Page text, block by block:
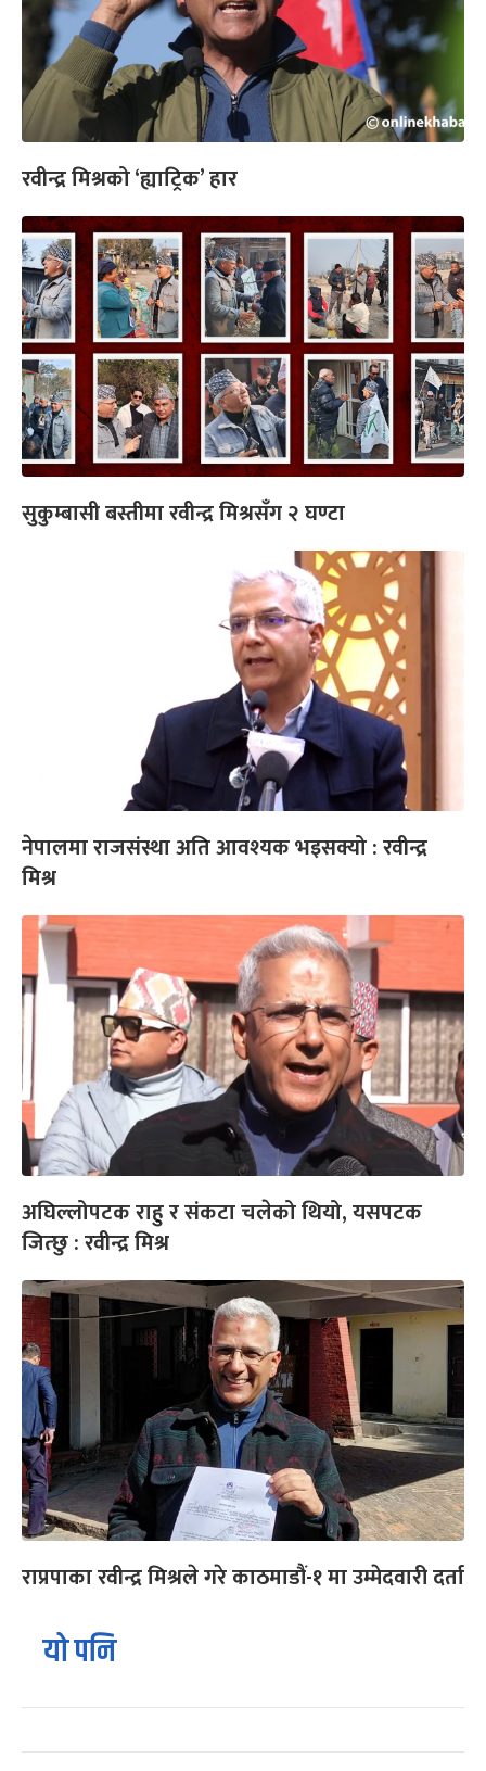
रवीन्द्र मिश्रको ‘ह्याट्रिक’ हार
सुकुम्बासी बस्तीमा रवीन्द्र मिश्रसँग २ घण्टा
नेपालमा राजसंस्था अति आवश्यक भइसक्यो : रवीन्द्र
मिश्र
अघिल्लोपटक राहु र संकटा चलेको थियो, यसपटक
जित्छु : रवीन्द्र मिश्र
राप्रपाका रवीन्द्र मिश्रले गरे काठमाडौं-१ मा उम्मेदवारी दर्ता
यो पनि